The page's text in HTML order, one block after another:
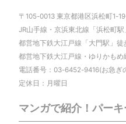
〒105-0013 東京都港区浜松町1-
JR山手線・京浜東北線「浜松町
都営地下鉄大江戸線「大門駅」徒
都営地下鉄大江戸線・ゆりかも
電話番号：03-6452-9416(お急ぎ
定休日：月曜日
マンガで紹介！パー